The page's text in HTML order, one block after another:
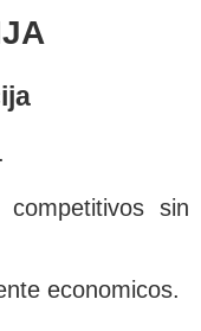
sin
economicos.